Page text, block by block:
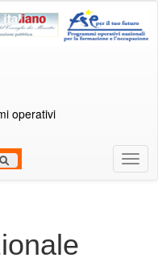
operativi
Menù